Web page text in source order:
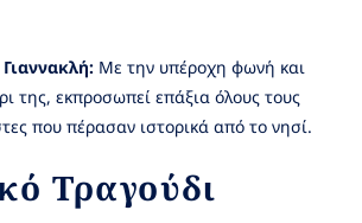
Με την υπέροχη φωνή και
της, εκπροσωπεί επάξια όλους τους
που πέρασαν ιστορικά από το νησί.
Τραγούδι